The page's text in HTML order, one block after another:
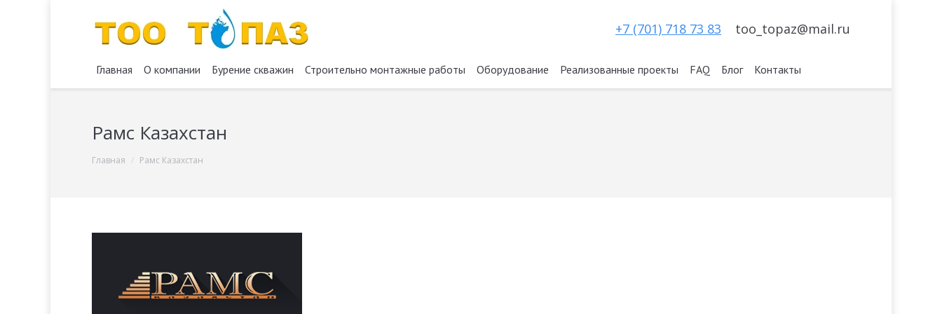
+7 (701) 718 73 83 too_topaz@mail.ru
Главная О компании Бурение скважин Строительно монтажные работы Оборудование Реализованные проекты FAQ Блог Контакты
Рамс Казахстан
You are here:
Главная Рамс Казахстан